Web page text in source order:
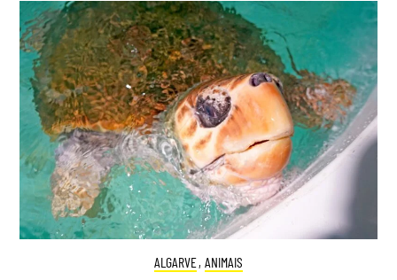
ALGARVE, ANIMAIS